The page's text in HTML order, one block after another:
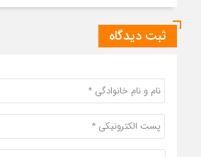
ثبت دیدگاه